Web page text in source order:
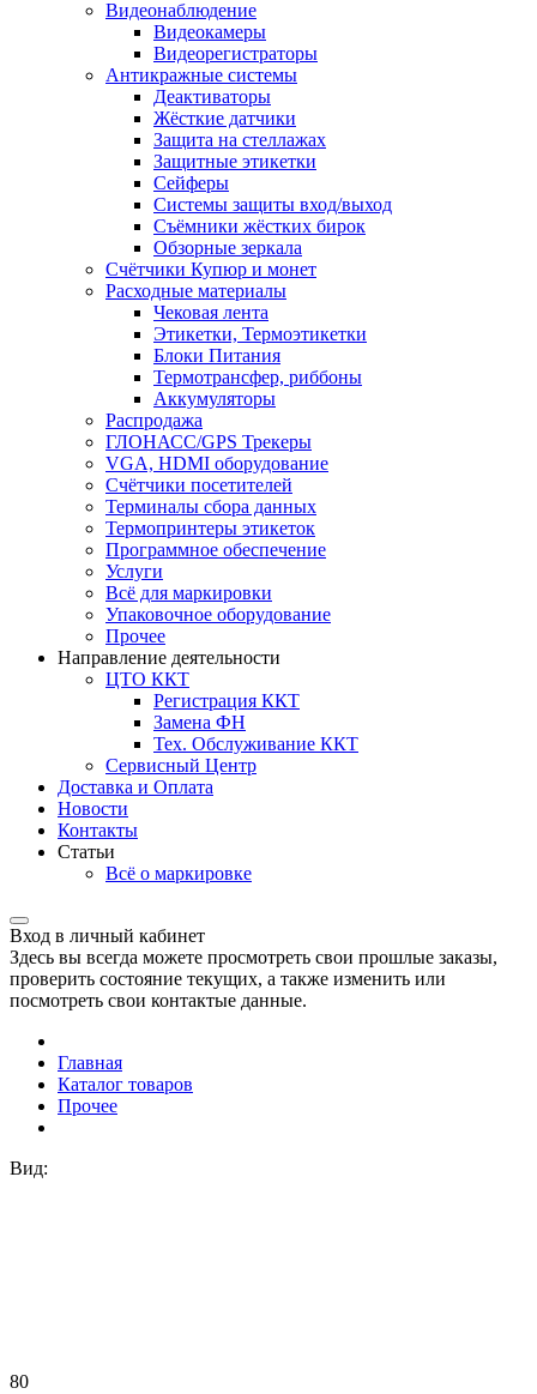
Видеонаблюдение
Видеокамеры
Видеорегистраторы
Антикражные системы
Деактиваторы
Жёсткие датчики
Защита на стеллажах
Защитные этикетки
Сейферы
Системы защиты вход/выход
Съёмники жёстких бирок
Обзорные зеркала
Счётчики Купюр и монет
Расходные материалы
Чековая лента
Этикетки, Термоэтикетки
Блоки Питания
Термотрансфер, риббоны
Аккумуляторы
Распродажа
ГЛОНАСС/GPS Трекеры
VGA, HDMI оборудование
Счётчики посетителей
Терминалы сбора данных
Термопринтеры этикеток
Программное обеспечение
Услуги
Всё для маркировки
Упаковочное оборудование
Прочее
Направление деятельности
ЦТО ККТ
Регистрация ККТ
Замена ФН
Тех. Обслуживание ККТ
Сервисный Центр
Доставка и Оплата
Новости
Контакты
Статьи
Всё о маркировке
Вход в личный кабинет
Здесь вы всегда можете просмотреть свои прошлые заказы,
проверить состояние текущих, а также изменить или
посмотреть свои контактые данные.
Главная
Каталог товаров
Прочее
Вид:
80